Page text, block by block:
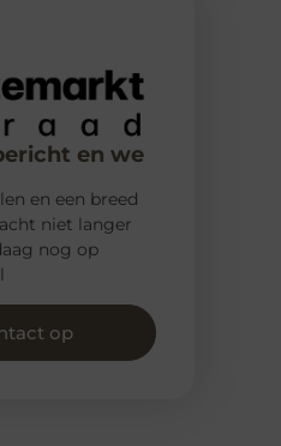
en we
en een breed
niet langer
nog op
op